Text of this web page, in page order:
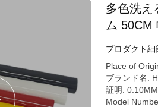
多色洗え
ム 50CM
プロダクト細
Place of
ブランド名:
証明:
Model